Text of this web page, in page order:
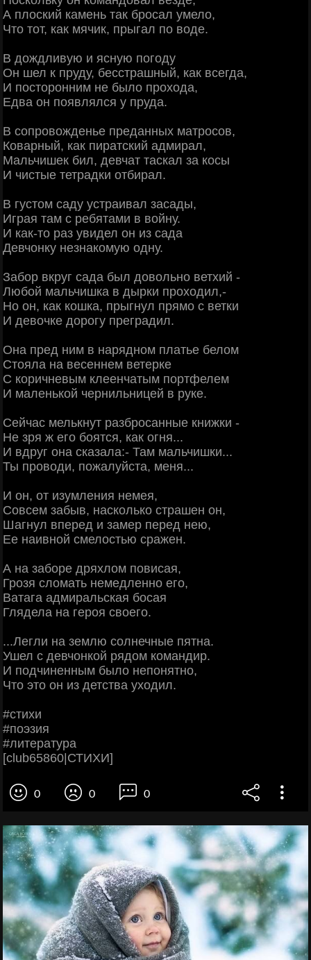
А плоский камень так бросал умело,
Что тот, как мячик, прыгал по воде.
В дождливую и ясную погоду
Он шел к пруду, бесстрашный, как всегда,
И посторонним не было прохода,
Едва он появлялся у пруда.
В сопровожденье преданных матросов,
Коварный, как пиратский адмирал,
Мальчишек бил, девчат таскал за косы
И чистые тетрадки отбирал.
В густом саду устраивал засады,
Играя там с ребятами в войну.
И как-то раз увидел он из сада
Девчонку незнакомую одну.
Забор вкруг сада был довольно ветхий -
Любой мальчишка в дырки проходил,-
Но он, как кошка, прыгнул прямо с ветки
И девочке дорогу преградил.
Она пред ним в нарядном платье белом
Стояла на весеннем ветерке
С коричневым клеенчатым портфелем
И маленькой чернильницей в руке.
Сейчас мелькнут разбросанные книжки -
Не зря ж его боятся, как огня...
И вдруг она сказала:- Там мальчишки...
Ты проводи, пожалуйста, меня...
И он, от изумления немея,
Совсем забыв, насколько страшен он,
Шагнул вперед и замер перед нею,
Ее наивной смелостью сражен.
А на заборе дряхлом повисая,
Грозя сломать немедленно его,
Ватага адмиральская босая
Глядела на героя своего.
...Легли на землю солнечные пятна.
Ушел с девчонкой рядом командир.
И подчиненным было непонятно,
Что это он из детства уходил.
#стихи
#поэзия
#литература
[club65860|СТИХИ]
0 0 0